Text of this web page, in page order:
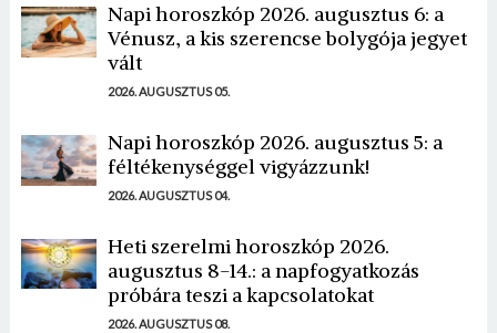
Napi horoszkóp 2026. augusztus 6: a
Vénusz, a kis szerencse bolygója jegyet
vált
2026. AUGUSZTUS 05.
Napi horoszkóp 2026. augusztus 5: a
féltékenységgel vigyázzunk!
2026. AUGUSZTUS 04.
Heti szerelmi horoszkóp 2026.
augusztus 8-14.: a napfogyatkozás
próbára teszi a kapcsolatokat
2026. AUGUSZTUS 08.